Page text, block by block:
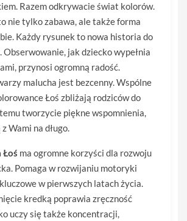
Razem odkrywacie świat kolorów.
nie tylko zabawa, ale także forma
Każdy rysunek to nowa historia do
Obserwowanie, jak dziecko wypełnia
przynosi ogromną radość.
malucha jest bezcenny. Wspólne
Łoś zbliżają rodziców do
tworzycie piękne wspomnienia,
Wami na długo.
Łoś ma ogromne korzyści dla rozwoju
Pomaga w rozwijaniu motoryki
w pierwszych latach życia.
kredką poprawia zręczność
uczy się także koncentracji,